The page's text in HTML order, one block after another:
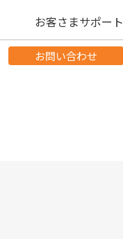
お客さまサポート
お問い合わせ